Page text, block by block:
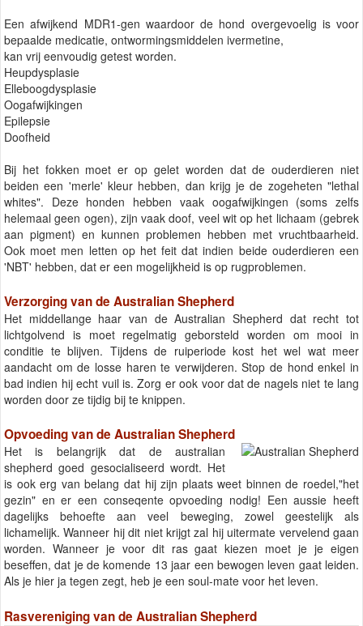
Een afwijkend MDR1-gen waardoor de hond overgevoelig is voor
bepaalde medicatie, ontwormingsmiddelen ivermetine,
kan vrij eenvoudig getest worden.
Heupdysplasie
Elleboogdysplasie
Oogafwijkingen
Epilepsie
Doofheid
Bij het fokken moet er op gelet worden dat de ouderdieren niet
beiden een 'merle' kleur hebben, dan krijg je de zogeheten "lethal
whites". Deze honden hebben vaak oogafwijkingen (soms zelfs
helemaal geen ogen), zijn vaak doof, veel wit op het lichaam (gebrek
aan pigment) en kunnen problemen hebben met vruchtbaarheid.
Ook moet men letten op het feit dat indien beide ouderdieren een
'NBT' hebben, dat er een mogelijkheid is op rugproblemen.
Verzorging van de Australian Shepherd
Het middellange haar van de Australian Shepherd dat recht tot
lichtgolvend is moet regelmatig geborsteld worden om mooi in
conditie te blijven. Tijdens de ruiperiode kost het wel wat meer
aandacht om de losse haren te verwijderen. Stop de hond enkel in
bad indien hij echt vuil is. Zorg er ook voor dat de nagels niet te lang
worden door ze tijdig bij te knippen.
Opvoeding van de Australian Shepherd
Het is belangrijk dat de australian
shepherd goed gesocialiseerd wordt. Het
is ook erg van belang dat hij zijn plaats weet binnen de roedel,"het
gezin" en er een conseqente opvoeding nodig! Een aussie heeft
dagelijks behoefte aan veel beweging, zowel geestelijk als
lichamelijk. Wanneer hij dit niet krijgt zal hij uitermate vervelend gaan
worden. Wanneer je voor dit ras gaat kiezen moet je je eigen
beseffen, dat je de komende 13 jaar een bewogen leven gaat leiden.
Als je hier ja tegen zegt, heb je een soul-mate voor het leven.
Rasvereniging van de Australian Shepherd